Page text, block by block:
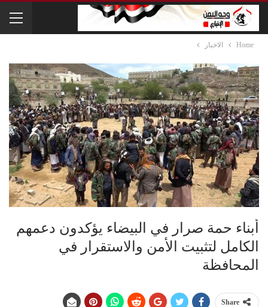
Home الاخبار
أبناء حمة صرار في البيضاء يؤكدون دعمهم
الكامل لتثبيت الأمن والاستقرار في
المحافظة
Share